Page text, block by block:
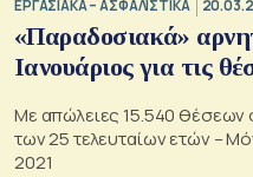
ΕΡΓΑΣΙΑΚΑ – ΑΣΦΑΛΙΣΤΙΚΑ
«Παραδοσιακά»
Ιανουάριος για τις
Με απώλειες 15.540 θέσεων
των 25 τελευταίων ετών –
2021